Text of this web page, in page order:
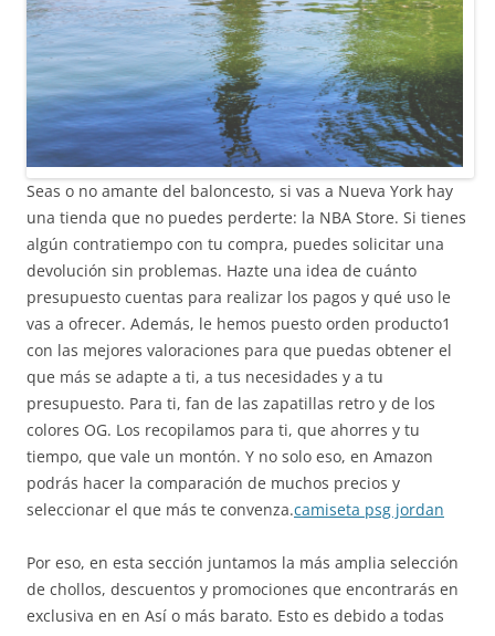
Seas o no amante del baloncesto, si vas a Nueva York hay
una tienda que no puedes perderte: la NBA Store. Si tienes
algún contratiempo con tu compra, puedes solicitar una
devolución sin problemas. Hazte una idea de cuánto
presupuesto cuentas para realizar los pagos y qué uso le
vas a ofrecer. Además, le hemos puesto orden producto1
con las mejores valoraciones para que puedas obtener el
que más se adapte a ti, a tus necesidades y a tu
presupuesto. Para ti, fan de las zapatillas retro y de los
colores OG. Los recopilamos para ti, que ahorres y tu
tiempo, que vale un montón. Y no solo eso, en Amazon
podrás hacer la comparación de muchos precios y
seleccionar el que más te convenza.camiseta psg jordan
Por eso, en esta sección juntamos la más amplia selección
de chollos, descuentos y promociones que encontrarás en
exclusiva en en Así o más barato. Esto es debido a todas